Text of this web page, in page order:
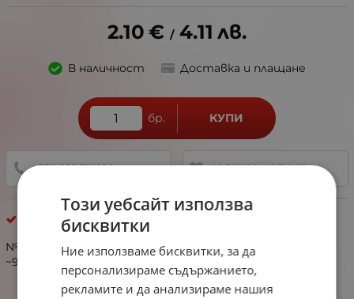
2.10 € / 4.11 лв.
В наличност Доставка и плащане
бр. КУПИ
+359 888 321 100 ДОБАВИ В ЛЮБИМИ
Прежди
№431009 пресукана булана МАКСИМА бяла 100% акрил
~90м.
Този уебсайт използва
бисквитки
Ние използваме бисквитки, за да
персонализираме съдържанието,
рекламите и да анализираме нашия